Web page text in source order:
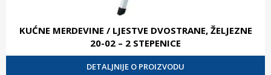
KUĆNE MERDEVINE / LJESTVE DVOSTRANE, ŽELJEZNE
20-02 – 2 STEPENICE
DETALJNIJE O PROIZVODU